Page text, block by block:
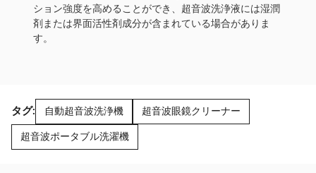
ション強度を高めることができ、超音波洗浄液には湿潤
剤または界面活性剤成分が含まれている場合がありま
す。
タグ: 自動超音波洗浄機 超音波眼鏡クリーナー
超音波ポータブル洗濯機